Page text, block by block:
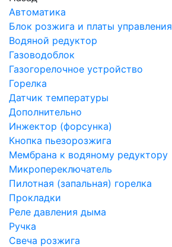
Автоматика
Блок розжига и платы управления
Водяной редуктор
Газоводоблок
Газогорелочное устройство
Горелка
Датчик температуры
Дополнительно
Инжектор (форсунка)
Кнопка пьезорозжига
Мембрана к водяному редуктору
Микропереключатель
Пилотная (запальная) горелка
Прокладки
Реле давления дыма
Ручка
Свеча розжига